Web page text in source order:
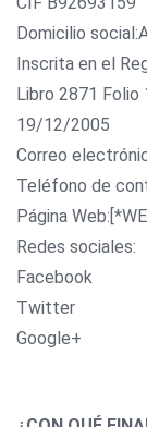
Domicilio
Inscrita en el
Libro 2871 Folio
19/12/2005
Correo
Teléfono de
Página
Redes sociales:
Facebook
Twitter
Google+